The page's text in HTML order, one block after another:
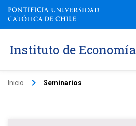
Instituto de Economía
Inicio keyboard_arrow_right Seminarios